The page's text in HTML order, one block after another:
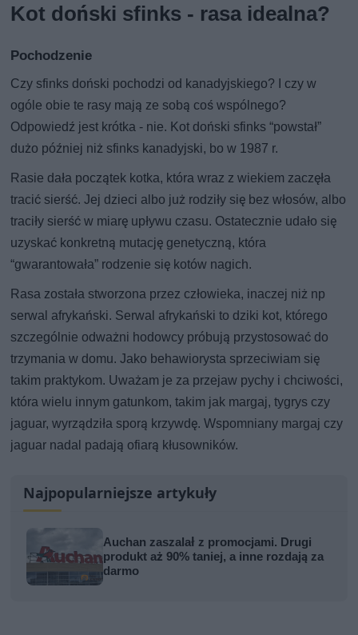
Kot doński sfinks - rasa idealna?
Pochodzenie
Czy sfinks doński pochodzi od kanadyjskiego? I czy w
ogóle obie te rasy mają ze sobą coś wspólnego?
Odpowiedź jest krótka - nie. Kot doński sfinks “powstał”
dużo później niż sfinks kanadyjski, bo w 1987 r.
Rasie dała początek kotka, która wraz z wiekiem zaczęła
tracić sierść. Jej dzieci albo już rodziły się bez włosów, albo
traciły sierść w miarę upływu czasu. Ostatecznie udało się
uzyskać konkretną mutację genetyczną, która
“gwarantowała” rodzenie się kotów nagich.
Rasa została stworzona przez człowieka, inaczej niż np
serwal afrykański. Serwal afrykański to dziki kot, którego
szczególnie odważni hodowcy próbują przystosować do
trzymania w domu. Jako behawiorysta sprzeciwiam się
takim praktykom. Uważam je za przejaw pychy i chciwości,
która wielu innym gatunkom, takim jak margaj, tygrys czy
jaguar, wyrządziła sporą krzywdę. Wspomniany margaj czy
jaguar nadal padają ofiarą kłusowników.
Najpopularniejsze artykuły
Auchan zaszalał z promocjami. Drugi
produkt aż 90% taniej, a inne rozdają za
darmo